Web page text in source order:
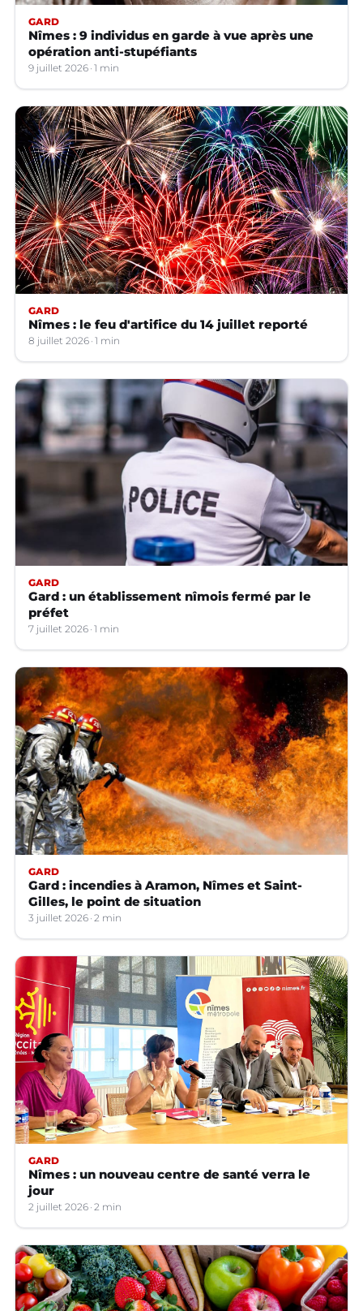
GARD
Nîmes : 9 individus en garde à vue après une
opération anti-stupéfiants
9 juillet 2026 1 min
GARD
Nîmes : le feu d'artifice du 14 juillet reporté
8 juillet 2026 1 min
GARD
Gard : un établissement nîmois fermé par le
préfet
7 juillet 2026 1 min
GARD
Gard : incendies à Aramon, Nîmes et Saint-
Gilles, le point de situation
3 juillet 2026 2 min
GARD
Nîmes : un nouveau centre de santé verra le
jour
2 juillet 2026 2 min